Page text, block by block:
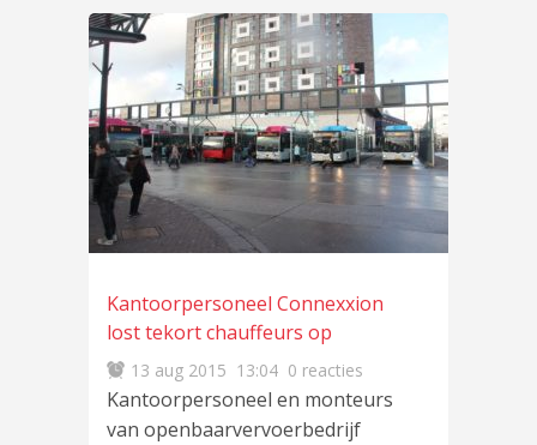
Kantoorpersoneel Connexxion
lost tekort chauffeurs op
13 aug 2015 13:04 0 reacties
Kantoorpersoneel en monteurs
van openbaarvervoerbedrijf